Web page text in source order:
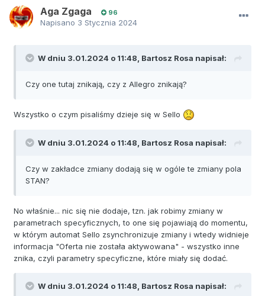
Aga Zgaga 96
Napisano 3 Stycznia 2024
W dniu 3.01.2024 o 11:48, Bartosz Rosa napisał:
Czy one tutaj znikają, czy z Allegro znikają?
Wszystko o czym pisaliśmy dzieje się w Sello
W dniu 3.01.2024 o 11:48, Bartosz Rosa napisał:
Czy w zakładce zmiany dodają się w ogóle te zmiany pola
STAN?
No właśnie... nic się nie dodaje, tzn. jak robimy zmiany w
parametrach specyficznych, to one się pojawiają do momentu,
w którym automat Sello zsynchronizuje zmiany i wtedy widnieje
informacja "Oferta nie została aktywowana" - wszystko inne
znika, czyli parametry specyficzne, które miały się dodać.
W dniu 3.01.2024 o 11:48, Bartosz Rosa napisał: